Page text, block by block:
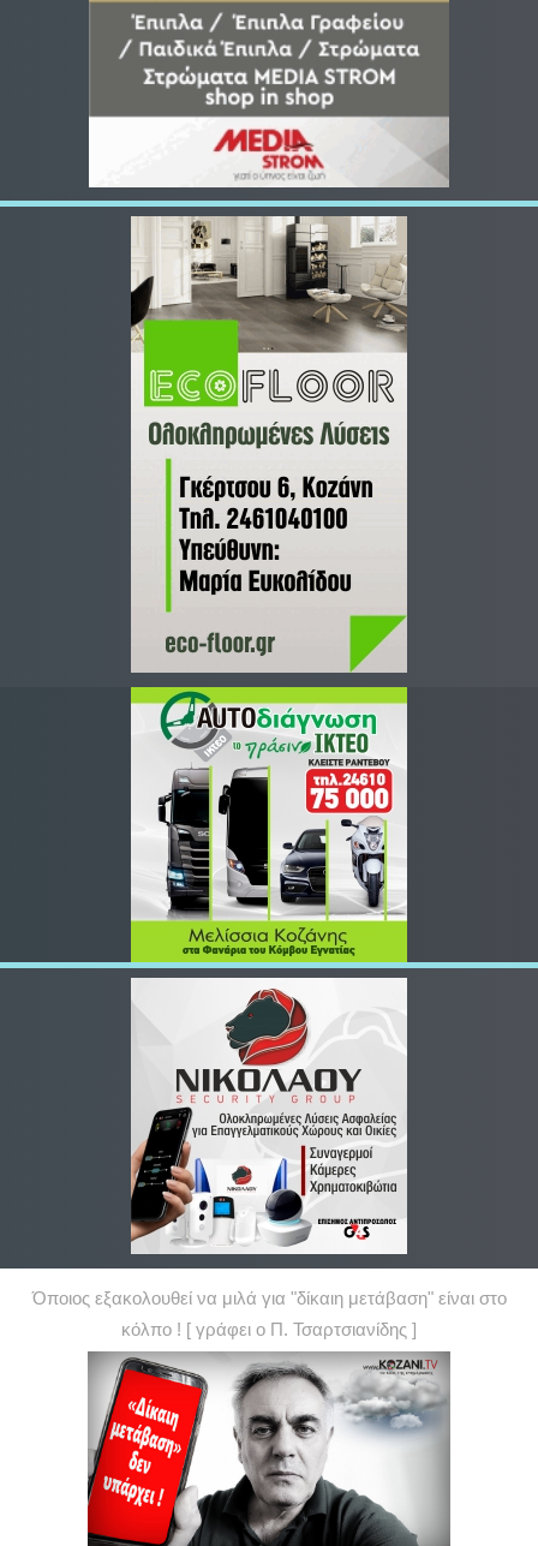
Όποιος εξακολουθεί να μιλά για "δίκαιη μετάβαση" είναι στο
κόλπο ! [ γράφει ο Π. Τσαρτσιανίδης ]